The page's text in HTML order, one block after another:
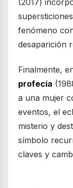
fenómeno
desaparición
Finalmente,
profecía
a una mujer
eventos, el
misterio y
símbolo
claves y